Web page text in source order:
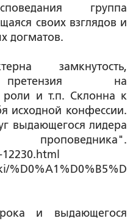
группа
своих взглядов и
догматов.
замкнутость,
претензия на
роли и т.п. Склонна к
исходной конфессии.
выдающегося лидера
%D0%A1%D0%B5%D
и выдающегося